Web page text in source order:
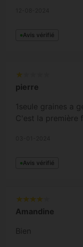
Avis vérifié
pierre
1seule graines a
C'est la première
Avis vérifié
Amandine
Bien